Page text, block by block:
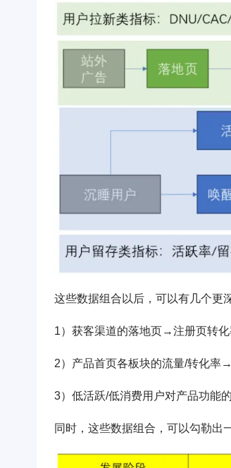
这些数据组合以后，可以有几个更
1）获客渠道的落地页→注册页转
2）产品首页各板块的流量/转化率
3）低活跃/低消费用户对产品功能
同时，这些数据组合，可以勾勒出